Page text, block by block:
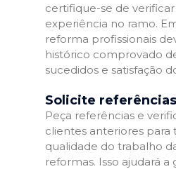
certifique-se de
experiência no ramo.
reforma profissionais
histórico comprovado
sucedidos e satisfação
Solicite
Peça referências e
clientes anteriores para
qualidade do trabalho
reformas. Isso ajudará